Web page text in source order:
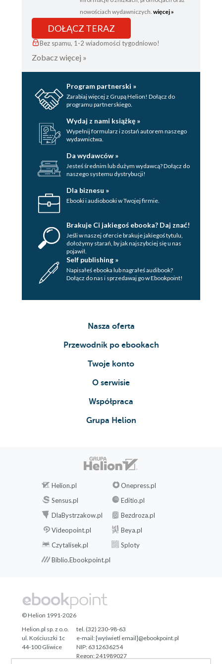
nowościach wydawniczych. więcej »
DOŁĄCZ TERAZ
Bez spamu, 1-2 wiadomości tygodniowo!
Zobacz więcej »
Program partnerski »
Zarabiaj więcej z Grupą Helion! Dołącz do
programu partnerskiego.
Wydaj z nami książkę »
Wypełnij formularz i zostań autorem naszego
wydawnictwa.
Da wydawców »
Jesteś średnim lub dużym wydawcą? Dołącz do
naszego systemu dystrybucji!
Dla biznesu »
Ebooki i audiobooki w Twojej firmie.
Brakuje Ci jakiegoś ebooka? Daj znać!
Jeśli w naszej ofercie brakuje jakiegoś tytulu,
dołożymy starań, by jak najszybciej się u nas
pojawił.
Self publishing »
Napisałeś ebooka lub nagrałeś audibook?
Dołącz do nas i sprzedawaj go w Ebookpoint!
Nasza oferta
Przewodnik po ebookach
Twoje konto
O serwisie
Współpraca
Grupa Helion
Helion.pl
Onepress.pl
Sensus.pl
Editio.pl
DlaBystrzakow.pl
Bezdroza.pl
Videopoint.pl
Beya.pl
Czytalisek.pl
Sploty
Biblio.Ebookpoint.pl
© Helion 1991-2026
Helion.pl sp. z o.o.
ul. Kościuszki 1c
44-100 Gliwice
tel. (32) 230-98-63
e-mail:[wyświetl email]@ebookpoint.pl
NIP: 6312636254
Regon: 241989027